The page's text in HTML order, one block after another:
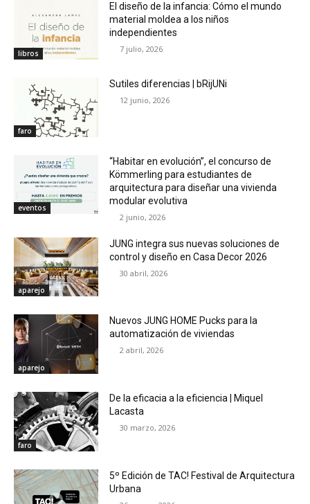
libros
El diseño de la infancia: Cómo el mundo
material moldea a los niños
independientes
7 julio, 2026
faro
Sutiles diferencias | bRijUNi
12 junio, 2026
eventos
“Habitar en evolución”, el concurso de
Kömmerling para estudiantes de
arquitectura para diseñar una vivienda
modular evolutiva
2 junio, 2026
aparejo
JUNG integra sus nuevas soluciones de
control y diseño en Casa Decor 2026
30 abril, 2026
aparejo
Nuevos JUNG HOME Pucks para la
automatización de viviendas
2 abril, 2026
faro
De la eficacia a la eficiencia | Miquel
Lacasta
30 marzo, 2026
5º Edición de TAC! Festival de Arquitectura
Urbana